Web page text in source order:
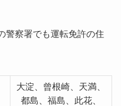
警察署でも運転免許の住
大淀、曾根崎、天満、
都島、福島、此花、